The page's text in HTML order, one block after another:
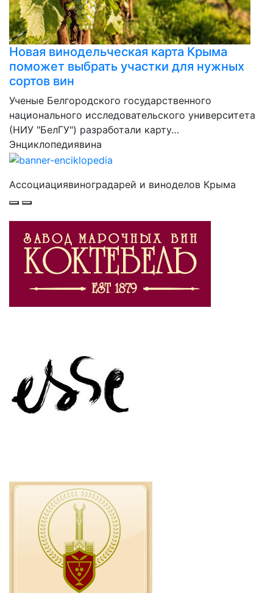
Новая винодельческая карта Крыма
поможет выбрать участки для нужных
сортов вин
Ученые Белгородского государственного
национального исследовательского университета
(НИУ "БелГУ") разработали карту…
Энциклопедиявина
Ассоциациявиноградарей и виноделов Крыма